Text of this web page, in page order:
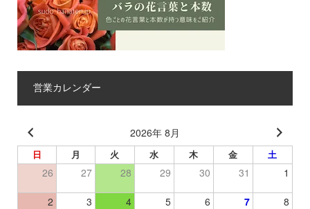
営業カレンダー
2026年 8月
日 月 火 水 木 金 土
26 27 28 29 30 31 1
2 3 4 5 6 7 8